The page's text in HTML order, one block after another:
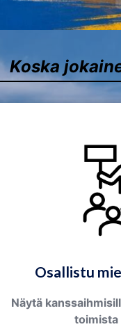
Koska
Osallistu
Näytä
toimista